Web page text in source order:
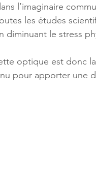
l’imaginaire
les études
diminuant le stress
optique est donc
pour apporter une